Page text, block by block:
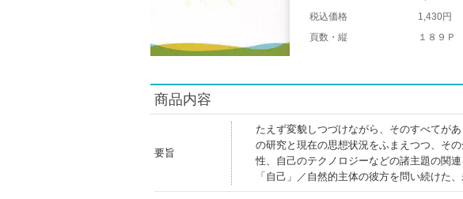
税込価格
1,430円
頁数・縦
１８９Ｐ
商品内容
要旨
たえず変貌しつづけながら、そのすべてが
の研究と現在の思想状況をふまえつつ、そ
性、自己のテクノロジーなどの諸主題の関
「自己」／自然的主体の彼方を問い続けた